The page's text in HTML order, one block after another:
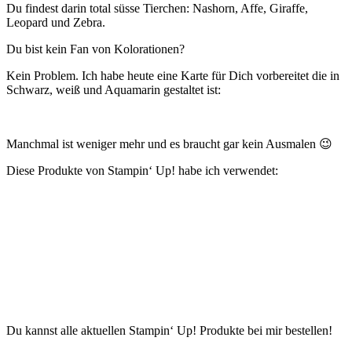
Du findest darin total süsse Tierchen: Nashorn, Affe, Giraffe,
Leopard und Zebra.
Du bist kein Fan von Kolorationen?
Kein Problem. Ich habe heute eine Karte für Dich vorbereitet die in
Schwarz, weiß und Aquamarin gestaltet ist:
Manchmal ist weniger mehr und es braucht gar kein Ausmalen 😉
Diese Produkte von Stampin‘ Up! habe ich verwendet:
Du kannst alle aktuellen Stampin‘ Up! Produkte bei mir bestellen!